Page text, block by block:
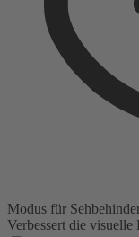
Modus für
Verbessert die